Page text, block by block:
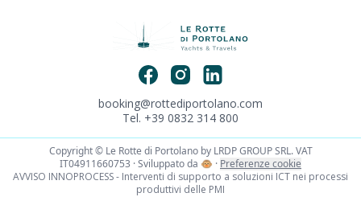
booking@rottediportolano.com
Tel. +39 0832 314 800
Copyright © Le Rotte di Portolano by LRDP GROUP SRL. VAT
IT04911660753 · Sviluppato da 🐵 · Preferenze cookie
AVVISO INNOPROCESS - Interventi di supporto a soluzioni ICT nei processi
produttivi delle PMI